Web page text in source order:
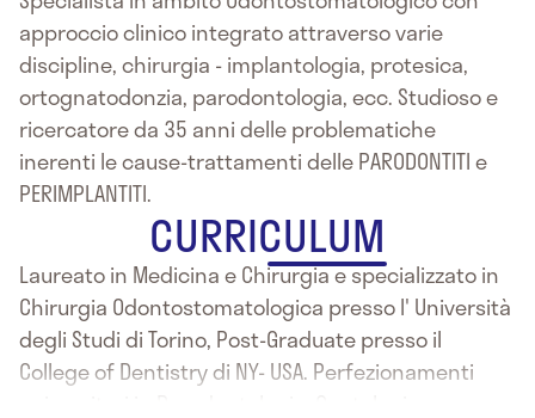
approccio clinico integrato attraverso varie
discipline, chirurgia - implantologia, protesica,
ortognatodonzia, parodontologia, ecc. Studioso e
ricercatore da 35 anni delle problematiche
inerenti le cause-trattamenti delle PARODONTITI e
PERIMPLANTITI.
CURRICULUM
Laureato in Medicina e Chirurgia e specializzato in
Chirurgia Odontostomatologica presso l' Università
degli Studi di Torino, Post-Graduate presso il
College of Dentistry di NY- USA. Perfezionamenti